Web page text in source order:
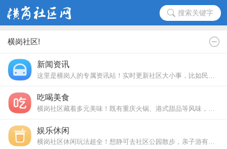
搜索关键字
横岗社区!
新闻资讯
这里是横岗人的专属资讯站！实时更新社区大小事，比如民生通知、活动预告、周边配套升级，还有政策解读与便民提醒，帮你第一时间掌握身边动态，读懂横岗新鲜事。
吃喝美食
横岗社区藏着多元美味！既有重庆火锅、港式甜品等风味，更有地道潮汕味 —— 现切鲜美的牛肉火锅、卤香浓郁的潮汕卤鹅，还有 Q 弹鱼丸与清爽鱼饭，满足你对美食的所有期待。
娱乐休闲
横岗社区休闲玩法超全！想静可去社区公园散步，亲子游有周边乐园；朋友小聚能约棋牌桌游，想嗨唱还有平价 K 歌房，日常放松、组队娱乐都能满足。